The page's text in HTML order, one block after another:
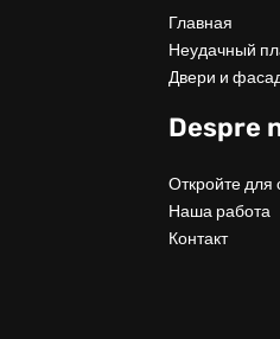
Главная
Неудачный
Двери и
Despre
Откройте для
Наша работа
Контакт